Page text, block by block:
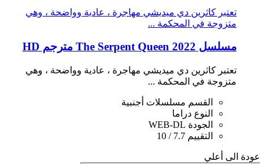
تعتبر كاثرين دي ميديشي مهاجرة ، عادية وواضحة ، وهي
متزوجة في المحكمة ...
مسلسل The Serpent Queen 2022 مترجم HD
تعتبر كاثرين دي ميديشي مهاجرة ، عادية وواضحة ، وهي
متزوجة في المحكمة ...
القسم مسلسلات أجنبية
النوع دراما
الجودة WEB-DL
التقييم 7.7 / 10
عودة الى أعلي